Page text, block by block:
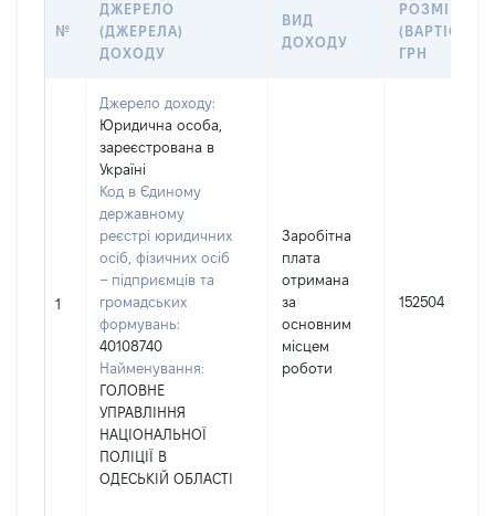
№
ДЖЕРЕЛО
(ДЖЕРЕЛА)
ДОХОДУ
ВИД
ДОХОДУ
РОЗМІР
(ВАРТІСТЬ),
ГРН
1
Джерело доходу:
Юридична особа,
зареєстрована в
Україні
Код в Єдиному
державному
реєстрі юридичних
осіб, фізичних осіб
– підприємців та
громадських
формувань:
40108740
Найменування:
ГОЛОВНЕ
УПРАВЛІННЯ
НАЦІОНАЛЬНОЇ
ПОЛІЦІЇ В
ОДЕСЬКІЙ ОБЛАСТІ
Заробітна
плата
отримана
за
основним
місцем
роботи
152504